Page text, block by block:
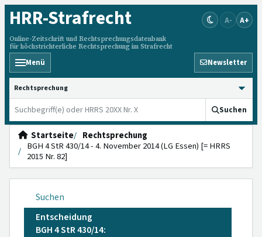
HRR-Strafrecht
Online-Zeitschrift und Rechtsprechungsdatenbank
für höchstrichterliche Rechtsprechung im Strafrecht
A- A+
Menü Newsletter
HRRS durchsuchen
Suchen
Startseite
Rechtsprechung
BGH 4 StR 430/14 - 4. November 2014 (LG Essen) [= HRRS
2015 Nr. 82]
Suchen
Entscheidung
BGH 4 StR 430/14: